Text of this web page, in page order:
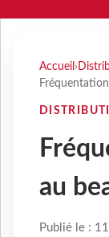
Accueil ›
au
Publié le :